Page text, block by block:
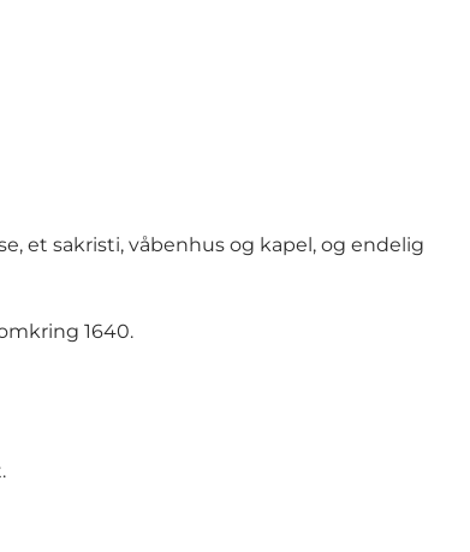
et sakristi, våbenhus og kapel, og endelig
1640.